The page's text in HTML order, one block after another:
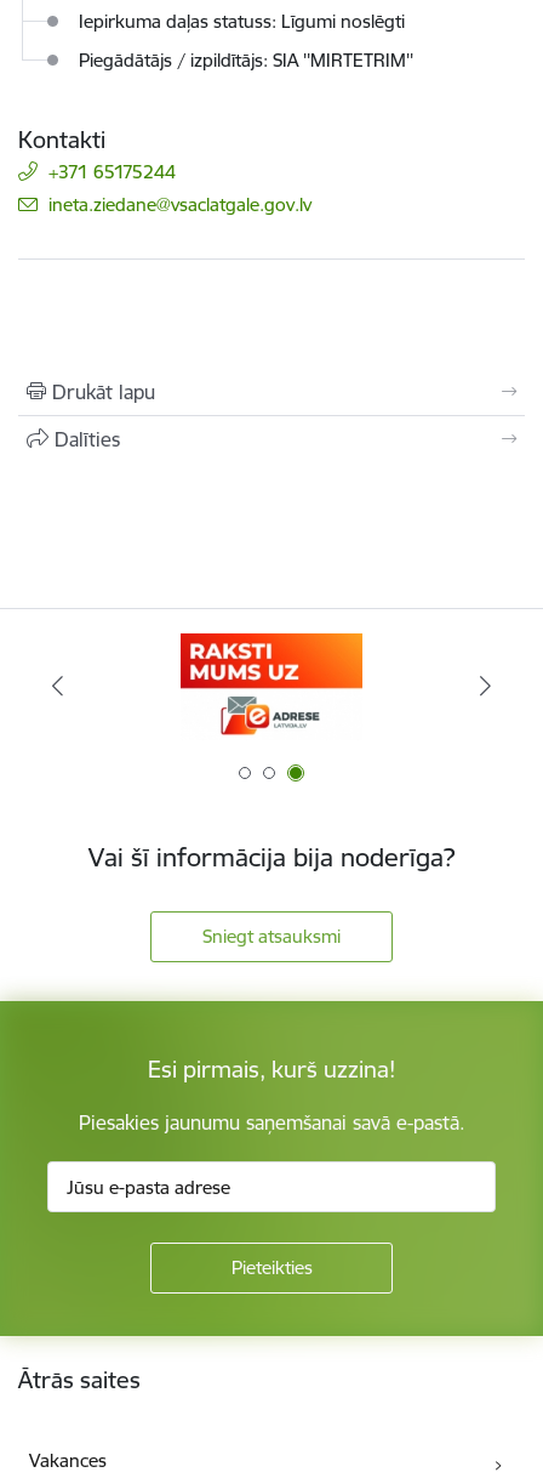
Iepirkuma daļas statuss: Līgumi noslēgti
Piegādātājs / izpildītājs: SIA ''MIRTETRIM''
Kontakti
+371 65175244
E-pasts:
ineta.ziedane@vsaclatgale.gov.lv
Drukāt lapu
Dalīties
Vai šī informācija bija noderīga?
Sniegt atsauksmi
Esi pirmais, kurš uzzina!
Piesakies jaunumu saņemšanai savā e-pastā.
Kājene
Ātrās saites
Vakances